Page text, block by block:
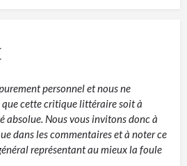
personnel et nous ne
que cette critique littéraire soit à
absolue. Nous vous invitons donc à
dans les commentaires et à noter ce
représentant au mieux la foule